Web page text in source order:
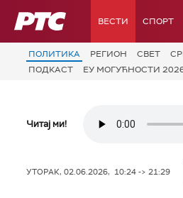
РТС ВЕСТИ СПОРТ
ПОЛИТИКА РЕГИОН СВЕТ
ПОДКАСТ
ЕУ МОГУЋНОСТИ
Читај ми!
УТОРАК, 02.06.2026, 10:24 -> 21:29